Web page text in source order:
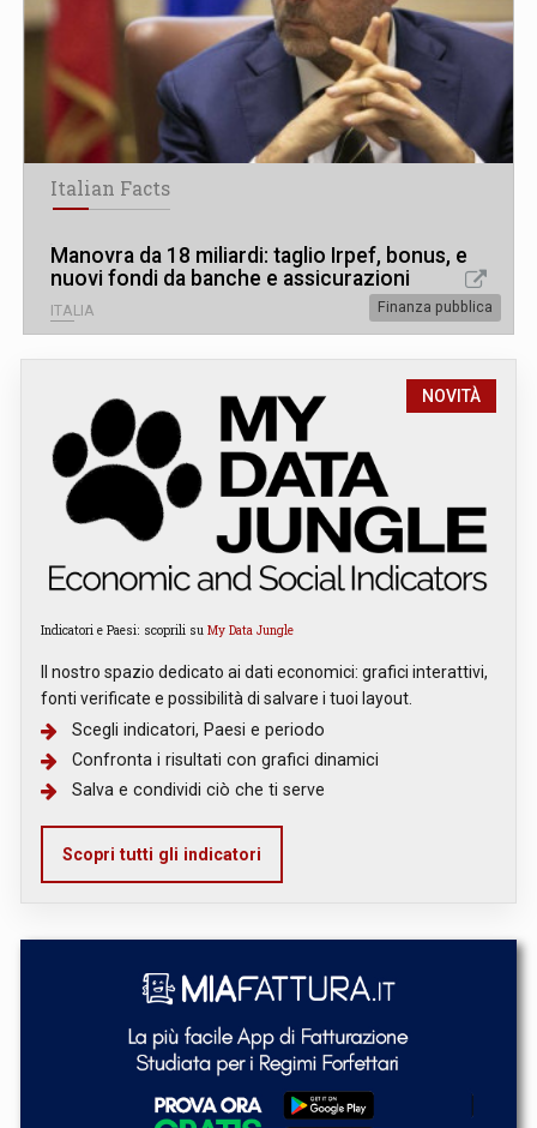
Italian Facts
Manovra da 18 miliardi: taglio Irpef, bonus, e
nuovi fondi da banche e assicurazioni
ITALIA Finanza pubblica
NOVITÀ
Indicatori e Paesi: scoprili su My Data Jungle
Il nostro spazio dedicato ai dati economici: grafici interattivi,
fonti verificate e possibilità di salvare i tuoi layout.
Scegli indicatori, Paesi e periodo
Confronta i risultati con grafici dinamici
Salva e condividi ciò che ti serve
Scopri tutti gli indicatori